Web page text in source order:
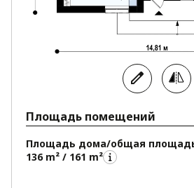
Площадь помещений
Площадь дома/общая
136 m² / 161 m²